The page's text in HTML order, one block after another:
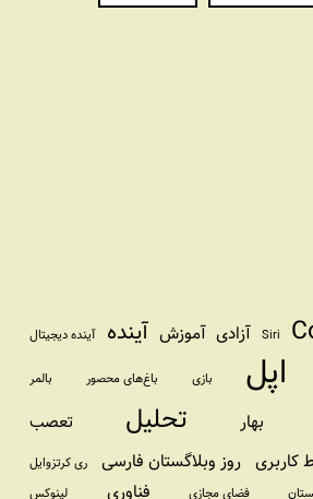
Siri آزادی آموزش آینده آینده دیجیتال
اپل بازی باغ‌های محصور بالمر
بهار تحلیل تعصب
کاربری روز وبلاگستان فارسی ری کرتزوایل
فضای مجازی فناوری لینوکس